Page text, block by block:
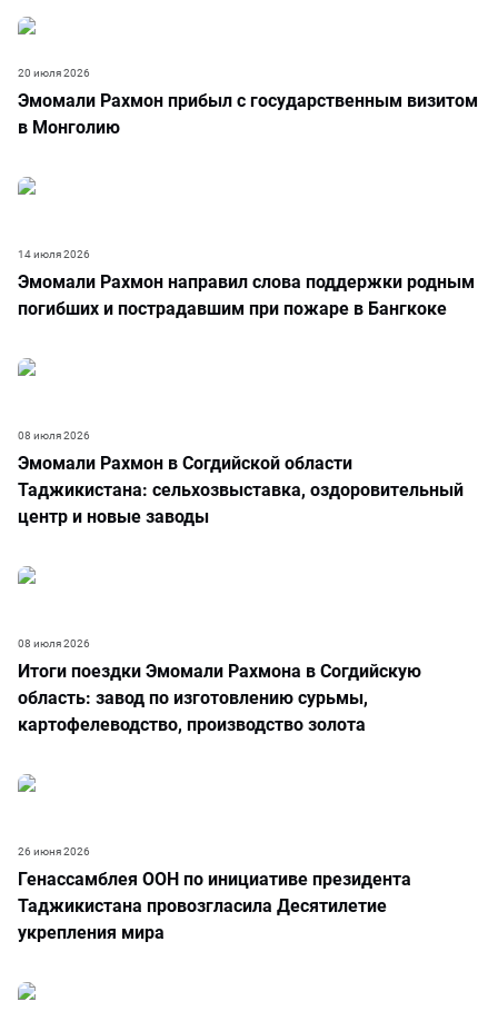
Эмомали Рахмон прибыл с государственным визитом
в Монголию
20 июля 2026
Эмомали Рахмон направил слова поддержки родным
погибших и пострадавшим при пожаре в Бангкоке
14 июля 2026
Эмомали Рахмон в Согдийской области
Таджикистана: сельхозвыставка, оздоровительный
центр и новые заводы
08 июля 2026
Итоги поездки Эмомали Рахмона в Согдийскую
область: завод по изготовлению сурьмы,
картофелеводство, производство золота
08 июля 2026
Генассамблея ООН по инициативе президента
Таджикистана провозгласила Десятилетие
укрепления мира
26 июня 2026